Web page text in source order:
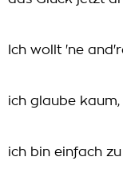
Ich wollt 'ne
ich glaube
ich bin einfach